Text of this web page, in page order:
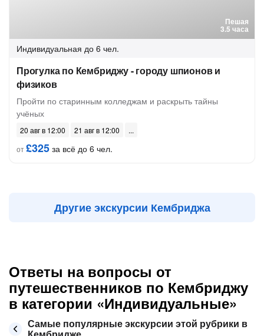
Пешая
3.5 часа
Индивидуальная до 6 чел.
Прогулка по Кембриджу - городу шпионов и
физиков
Пройти по старинным колледжам и раскрыть тайны
учёных
20 авг в 12:00
21 авг в 12:00
от£325 за всё до 6 чел.
Другие экскурсии Кембриджа
Ответы на вопросы от
путешественников по Кембриджу
в категории «Индивидуальные»
Самые популярные экскурсии этой рубрики в